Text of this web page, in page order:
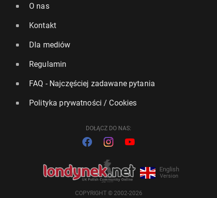
O nas
Kontakt
Dla mediów
Regulamin
FAQ - Najczęściej zadawane pytania
Polityka prywatności / Cookies
DOŁĄCZ DO NAS:
English
Version
COPYRIGHT © 2002-2026